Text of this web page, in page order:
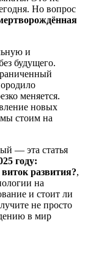
Но вопрос
и
будущего.
меняется.
новых
стоим на
— эта статья
году:
развития?,
на
и стоит ли
не просто
в мир